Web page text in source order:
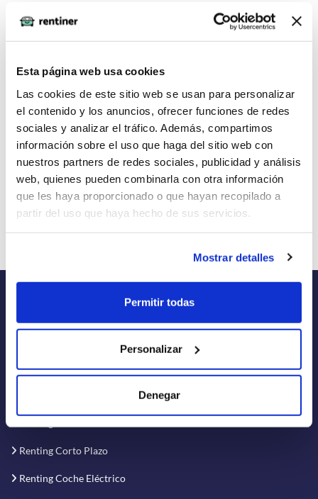
Esta página web usa cookies
Las cookies de este sitio web se usan para personalizar
el contenido y los anuncios, ofrecer funciones de redes
sociales y analizar el tráfico. Además, compartimos
información sobre el uso que haga del sitio web con
nuestros partners de redes sociales, publicidad y análisis
web, quienes pueden combinarla con otra información
que les haya proporcionado o que hayan recopilado a
partir del uso que haya hecho de sus servicios.
Mostrar detalles
Permitir todas
Personalizar
Denegar
La imagen del coche puede no coincidir con el vehículo
ofertado. Los datos y la información publicada ha sido
obtenida de la empresa ofertante del renting y tiene solo
efectos informativos no contractuales.
Número de oferta:ADL-ARV-18467 3s-4s Última
actualización: 2026-04-27
Renting de Coches
Renting Corto Plazo
Renting Coche Eléctrico